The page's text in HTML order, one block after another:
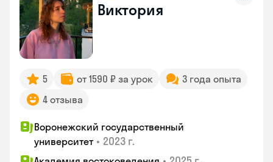
Виктория
5 от 1590 ₽ за урок
3 года опыта
4 отзыва
Воронежский государственный
университет • 2023 г.